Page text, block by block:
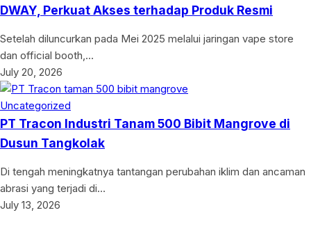
DWAY, Perkuat Akses terhadap Produk Resmi
Setelah diluncurkan pada Mei 2025 melalui jaringan vape store
dan official booth,…
July 20, 2026
Uncategorized
PT Tracon Industri Tanam 500 Bibit Mangrove di
Dusun Tangkolak
Di tengah meningkatnya tantangan perubahan iklim dan ancaman
abrasi yang terjadi di…
July 13, 2026